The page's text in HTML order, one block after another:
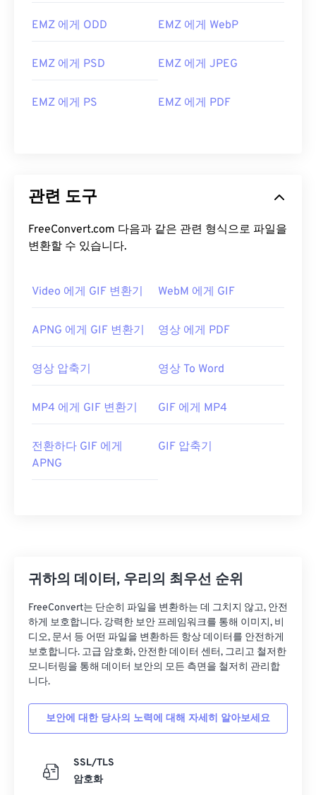
EMZ 에게 ODD EMZ 에게 WebP
EMZ 에게 PSD EMZ 에게 JPEG
EMZ 에게 PS EMZ 에게 PDF
관련 도구
FreeConvert.com 다음과 같은 관련 형식으로 파일을
변환할 수 있습니다.
Video 에게 GIF 변환기 WebM 에게 GIF
APNG 에게 GIF 변환기 영상 에게 PDF
영상 압축기 영상 To Word
MP4 에게 GIF 변환기 GIF 에게 MP4
전환하다 GIF 에게
APNG
GIF 압축기
귀하의 데이터, 우리의 최우선 순위
FreeConvert는 단순히 파일을 변환하는 데 그치지 않고, 안전
하게 보호합니다. 강력한 보안 프레임워크를 통해 이미지, 비
디오, 문서 등 어떤 파일을 변환하든 항상 데이터를 안전하게
보호합니다. 고급 암호화, 안전한 데이터 센터, 그리고 철저한
모니터링을 통해 데이터 보안의 모든 측면을 철저히 관리합
니다.
보안에 대한 당사의 노력에 대해 자세히 알아보세요
SSL/TLS
암호화